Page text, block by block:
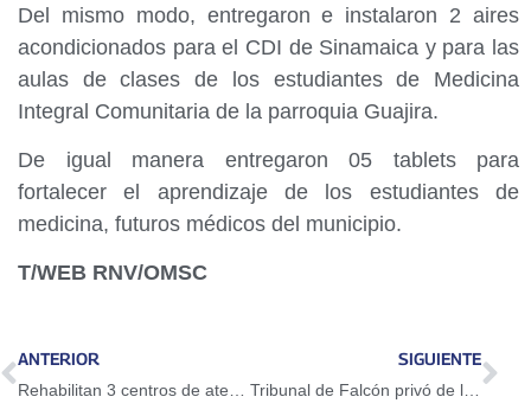
Del mismo modo, entregaron e instalaron 2 aires
acondicionados para el CDI de Sinamaica y para las
aulas de clases de los estudiantes de Medicina
Integral Comunitaria de la parroquia Guajira.
De igual manera entregaron 05 tablets para
fortalecer el aprendizaje de los estudiantes de
medicina, futuros médicos del municipio.
T/WEB RNV/OMSC
ANTERIOR SIGUIENTE
Tribunal de Falcón privó de libertad a hombre por cometer actos lascivos contra niña